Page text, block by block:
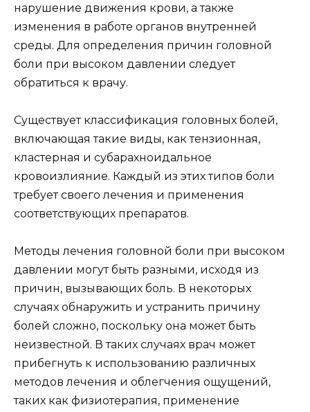
нарушение движения крови, а также
изменения в работе органов внутренней
среды. Для определения причин головной
боли при высоком давлении следует
обратиться к врачу.
Существует классификация головных болей,
включающая такие виды, как тензионная,
кластерная и субарахноидальное
кровоизлияние. Каждый из этих типов боли
требует своего лечения и применения
соответствующих препаратов.
Методы лечения головной боли при высоком
давлении могут быть разными, исходя из
причин, вызывающих боль. В некоторых
случаях обнаружить и устранить причину
болей сложно, поскольку она может быть
неизвестной. В таких случаях врач может
прибегнуть к использованию различных
методов лечения и облегчения ощущений,
таких как физиотерапия, применение